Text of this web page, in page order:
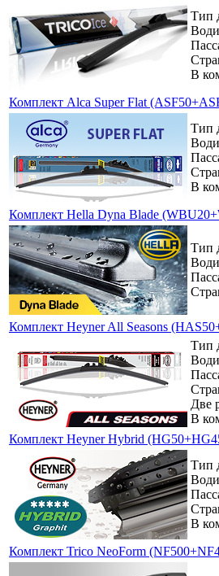
Тип
В
Комплект Alca Super Flat
Тип
В
Комплект Hella Dyna Blade
Тип
Комплект Heyner All Seasons
Тип
Две
В
Комплект Heyner Hybrid
Тип
В
Комплект Trico NeoForm